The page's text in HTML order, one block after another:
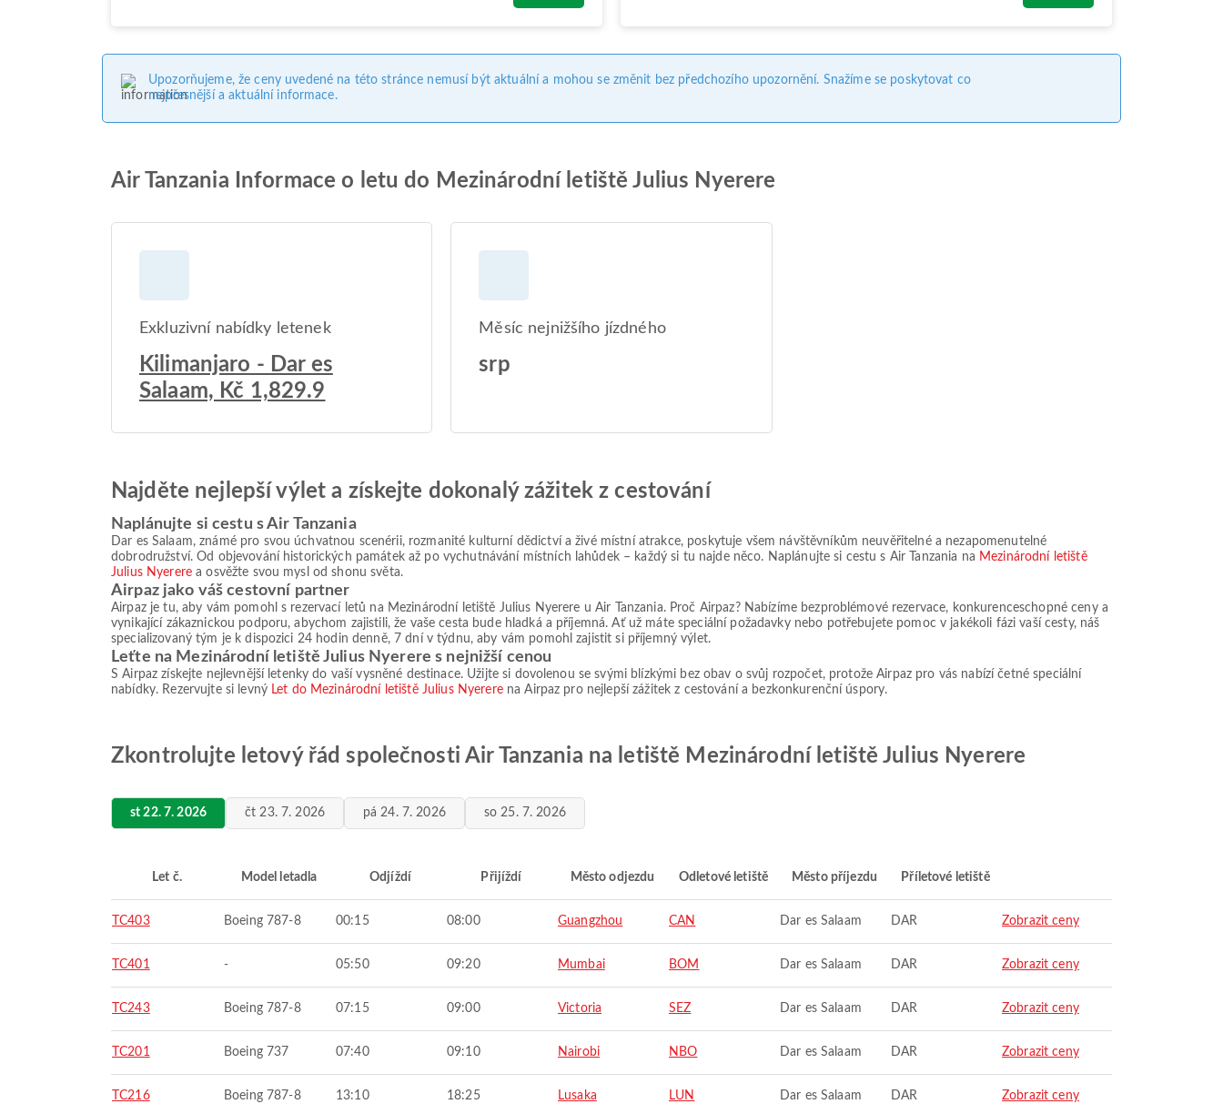
Upozorňujeme, že ceny uvedené na této stránce nemusí být aktuální a mohou se změnit bez předchozího upozornění. Snažíme se poskytovat co
nejpřesnější a aktuální informace.
Air Tanzania Informace o letu do Mezinárodní letiště Julius Nyerere
Exkluzivní nabídky letenek
Kilimanjaro - Dar es
Salaam, Kč 1,829.9
Měsíc nejnižšího jízdného
srp
Najděte nejlepší výlet a získejte dokonalý zážitek z cestování
Naplánujte si cestu s Air Tanzania
Dar es Salaam, známé pro svou úchvatnou scenérii, rozmanité kulturní dědictví a živé místní atrakce, poskytuje všem návštěvníkům neuvěřitelné a nezapomenutelné
dobrodružství. Od objevování historických památek až po vychutnávání místních lahůdek – každý si tu najde něco. Naplánujte si cestu s Air Tanzania na Mezinárodní letiště
Julius Nyererea osvěžte svou mysl od shonu světa.
Airpaz jako váš cestovní partner
Airpaz je tu, aby vám pomohl s rezervací letů na Mezinárodní letiště Julius Nyerere u Air Tanzania. Proč Airpaz? Nabízíme bezproblémové rezervace, konkurenceschopné ceny a
vynikající zákaznickou podporu, abychom zajistili, že vaše cesta bude hladká a příjemná. Ať už máte speciální požadavky nebo potřebujete pomoc v jakékoli fázi vaší cesty, náš
specializovaný tým je k dispozici 24 hodin denně, 7 dní v týdnu, aby vám pomohl zajistit si příjemný výlet.
Leťte na Mezinárodní letiště Julius Nyerere s nejnižší cenou
S Airpaz získejte nejlevnější letenky do vaší vysněné destinace. Užijte si dovolenou se svými blízkými bez obav o svůj rozpočet, protože Airpaz pro vás nabízí četné speciální
nabídky. Rezervujte si levný Let do Mezinárodní letiště Julius Nyererena Airpaz pro nejlepší zážitek z cestování a bezkonkurenční úspory.
Zkontrolujte letový řád společnosti Air Tanzania na letiště Mezinárodní letiště Julius Nyerere
st 22. 7. 2026 čt 23. 7. 2026 pá 24. 7. 2026 so 25. 7. 2026
Let č. Model letadla Odjíždí Přijíždí Město odjezdu Odletové letiště Město příjezdu Příletové letiště
TC403 Boeing 787-8 00:15 08:00 Guangzhou CAN Dar es Salaam DAR Zobrazit ceny
TC401 - 05:50 09:20 Mumbai BOM Dar es Salaam DAR Zobrazit ceny
TC243 Boeing 787-8 07:15 09:00 Victoria SEZ Dar es Salaam DAR Zobrazit ceny
TC201 Boeing 737 07:40 09:10 Nairobi NBO Dar es Salaam DAR Zobrazit ceny
TC216 Boeing 787-8 13:10 18:25 Lusaka LUN Dar es Salaam DAR Zobrazit ceny